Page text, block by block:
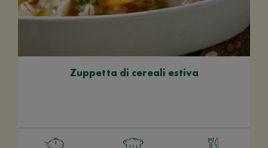
Zuppetta di cereali estiva